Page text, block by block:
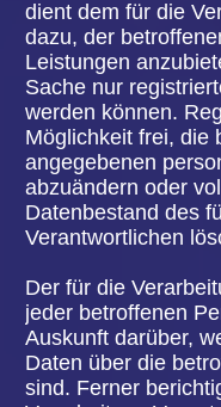
Der für die Verarbeitung
verarbeitet und speichert
Daten der betroffenen
Zeitraum, der zur Erreichung
Speicherungszwecks
dies durch den
Verordnungsgeber oder
Gesetzgeber in Gesetzen
welchen der für die
unterliegt, vorgesehen wurde.
Entfällt der
vom Europäischen
Verordnungsgeber oder
Daten routinemäßig und
gesetzlichen Vorschriften
10. RECHTE DER
a) Recht auf Bestätigung